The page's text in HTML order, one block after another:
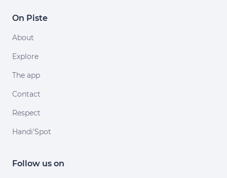
On Piste
About
Explore
The app
Contact
Respect
Handi'Spot
Follow us on